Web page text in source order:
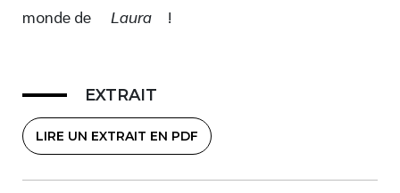
monde de Laura !
EXTRAIT
LIRE UN EXTRAIT EN PDF